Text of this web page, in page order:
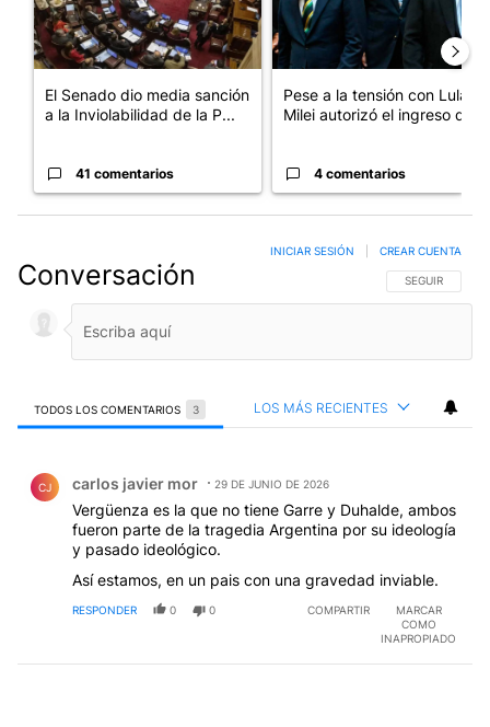
El Senado dio media sanción
a la Inviolabilidad de la P...
41 comentarios
Pese a la tensión con Lula,
Milei autorizó el ingreso d...
4 comentarios
Conversación SIGA ESTA
SEGUIR
INICIAR SESIÓN CREAR CUENTA
TODOS LOS COMENTARIOS 3 LOS MÁS RECIENTES
CJ carlos javier mor 29 DE JUNIO DE 2026
Vergüenza es la que no tiene Garre y Duhalde, ambos
fueron parte de la tragedia Argentina por su ideología
y pasado ideológico.
Así estamos, en un pais con una gravedad inviable.
RESPONDER 0 0 COMPARTIR
MARCAR
COMO
INAPROPIADO